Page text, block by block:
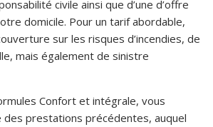
civile ainsi que d’une d’offre
domicile. Pour un tarif abordable,
sur les risques d’incendies, de
mais également de sinistre
Confort et intégrale, vous
des prestations précédentes, auquel